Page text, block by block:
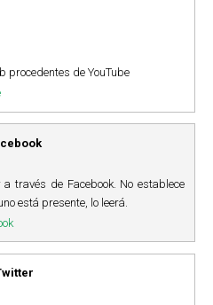
procedentes de YouTube
través de Facebook. No establece
está presente, lo leerá.